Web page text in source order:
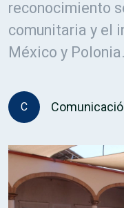
reconocimiento
comunitaria y el
México y Polonia.
C